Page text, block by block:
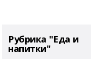
Рубрика "Еда и
напитки"